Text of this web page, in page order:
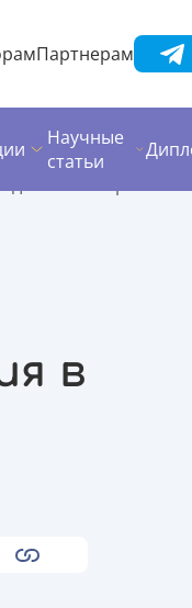
Партнерам
Научные
статьи
в